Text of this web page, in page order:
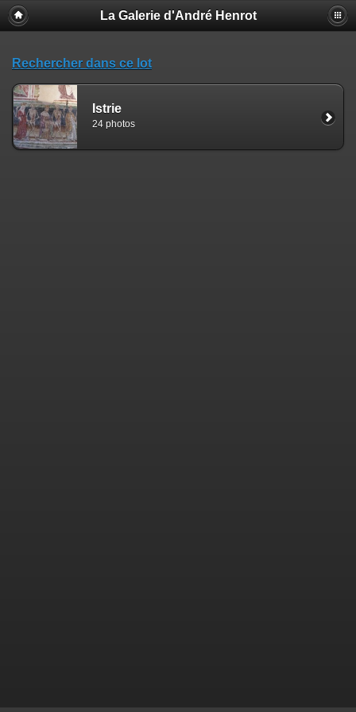
La Galerie d'André Henrot
Rechercher dans ce lot
Istrie
24 photos